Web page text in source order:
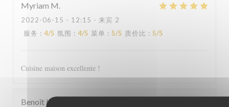
Myriam M
2022-06-15 - 12:15 - 来宾 2
服务 : 4/5 氛围 : 4/5 菜单 : 5/5 质价比 : 5/5
Cuisine maison excellente !
Benoît L